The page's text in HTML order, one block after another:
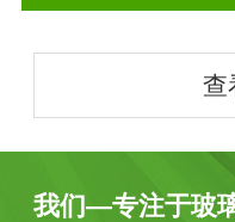
查
我们—专注于玻